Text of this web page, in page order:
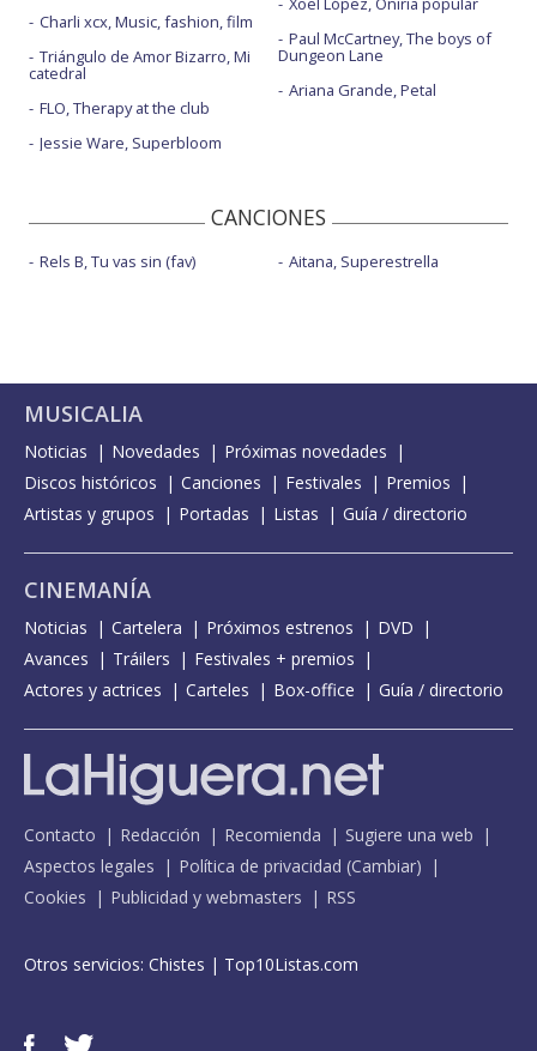
Charli xcx, Music, fashion, film
Triángulo de Amor Bizarro, Mi
catedral
FLO, Therapy at the club
Jessie Ware, Superbloom
Paul McCartney, The boys of
Dungeon Lane
Ariana Grande, Petal
CANCIONES
Rels B, Tu vas sin (fav) Aitana, Superestrella
MUSICALIA
Noticias Novedades
Próximas novedades
Discos históricos
Canciones Festivales
Premios
Artistas y grupos
Portadas Listas Guía / directorio
CINEMANÍA
Noticias Cartelera Próximos estrenos
DVD
Avances
Tráilers
Festivales + premios
Actores y actrices
Carteles Box-office Guía / directorio
Contacto Redacción Recomienda
Sugiere una web
Aspectos legales
Política de privacidad (Cambiar)
Cookies
Publicidad y webmasters RSS
Otros servicios: Chistes | Top10Listas.com